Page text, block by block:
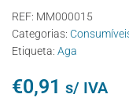
REF: MM000015
Categorias:
Etiqueta: Aga
€0,91 s/ IVA